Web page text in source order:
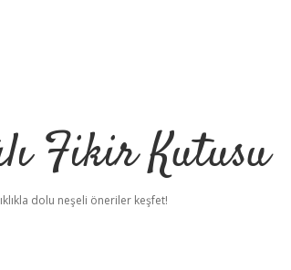
Fikir Kutusu
dolu neşeli öneriler keşfet!